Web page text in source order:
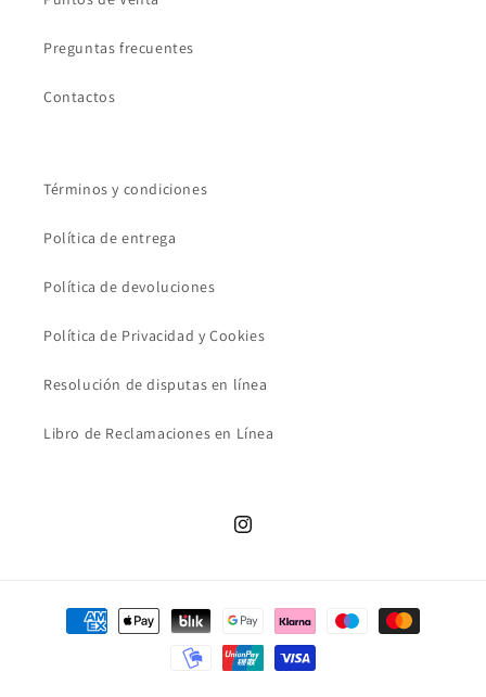
Preguntas frecuentes
Contactos
Términos y condiciones
Política de entrega
Política de devoluciones
Política de Privacidad y Cookies
Resolución de disputas en línea
Libro de Reclamaciones en Línea
Instagram
Formas